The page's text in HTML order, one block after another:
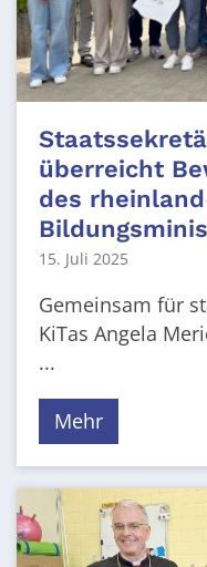
überreicht
des
15. Juli 2025
Gemeinsam für
KiTas Angela
...
Mehr